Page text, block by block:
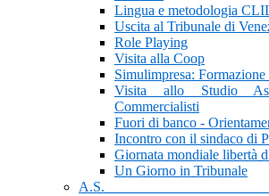
Lingua e metodologia
Uscita al Tribunale di
Role Playing
Visita alla Coop
Simulimpresa:
Visita allo Studio
Commercialisti
Fuori di banco -
Incontro con il sindaco di
Giornata mondiale libertà
Un Giorno in Tribunale
A.S.